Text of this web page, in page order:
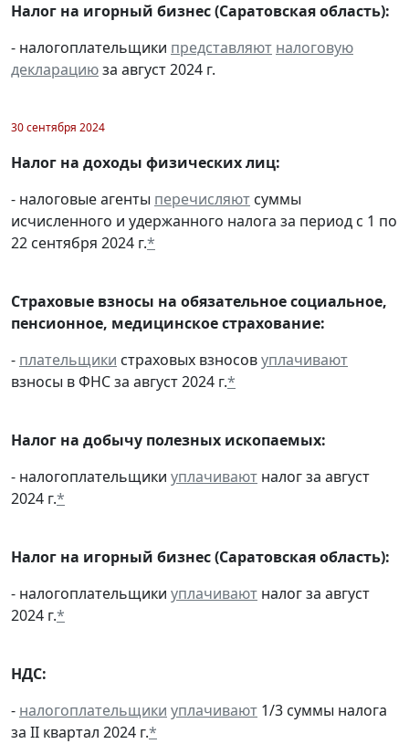
Налог на игорный бизнес (Саратовская область):
- налогоплательщики представляют налоговую
декларациюза август 2024 г.
30 сентября 2024
Налог на доходы физических лиц:
- налоговые агенты перечисляют суммы
исчисленного и удержанного налога за период с 1 по
22 сентября 2024 г.*
Страховые взносы на обязательное социальное,
пенсионное, медицинское страхование:
- плательщики страховых взносовуплачивают
взносы в ФНС за август 2024 г.*
Налог на добычу полезных ископаемых:
- налогоплательщики уплачивают налог за август
2024 г.*
Налог на игорный бизнес (Саратовская область):
- налогоплательщики уплачивают налог за август
2024 г.*
НДС:
- налогоплательщики уплачивают 1/3 суммы налога
за II квартал 2024 г.*